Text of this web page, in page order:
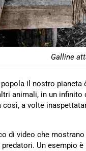
Galline
il nostro
animali, in un infinito
così, a volte
di video che
Un esempio